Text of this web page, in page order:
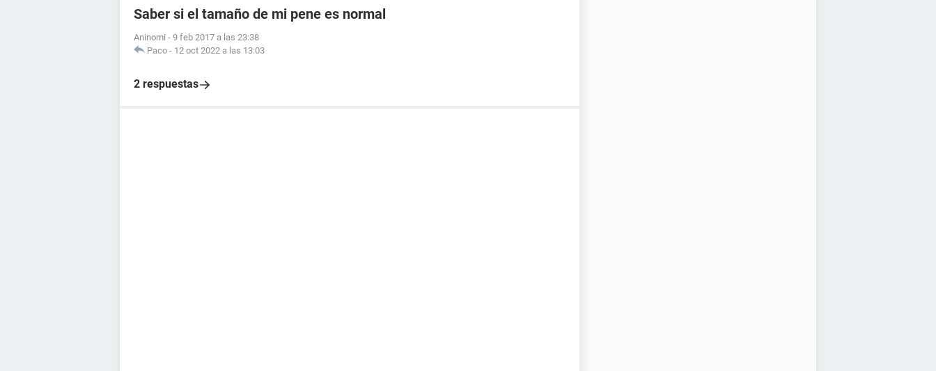
Saber si el tamaño de mi pene es normal
Aninomi - 9 feb 2017 a las 23:38
Paco - 12 oct 2022 a las 13:03
2 respuestas